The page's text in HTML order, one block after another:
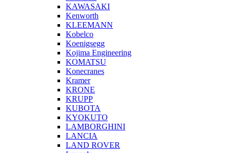
KAWASAKI
Kenworth
KLEEMANN
Kobelco
Koenigsegg
Kojima Engineering
KOMATSU
Konecranes
Kramer
KRONE
KRUPP
KUBOTA
KYOKUTO
LAMBORGHINI
LANCIA
LAND ROVER